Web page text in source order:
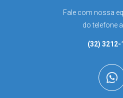
Fale com nossa
do telefone
(32) 3212-